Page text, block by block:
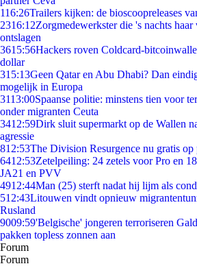
116:26Trailers kijken: de bioscoopreleases
2316:12Zorgmedewerkster die 's nachts
ontslagen
3615:56Hackers roven Coldcard-
dollar
315:13Geen Qatar en Abu Dhabi? Dan
mogelijk in Europa
3113:00Spaanse politie: minstens tien voor
onder migranten Ceuta
3412:59Dirk sluit supermarkt op de Wallen
agressie
812:53The Division Resurgence nu gratis op
6412:53Zetelpeiling: 24 zetels voor Pro en
JA21 en PVV
4912:44Man (25) sterft nadat hij lijm als
512:43Litouwen vindt opnieuw
Rusland
9009:59'Belgische' jongeren terroriseren
pakken topless zonnen aan
Forum
Forum